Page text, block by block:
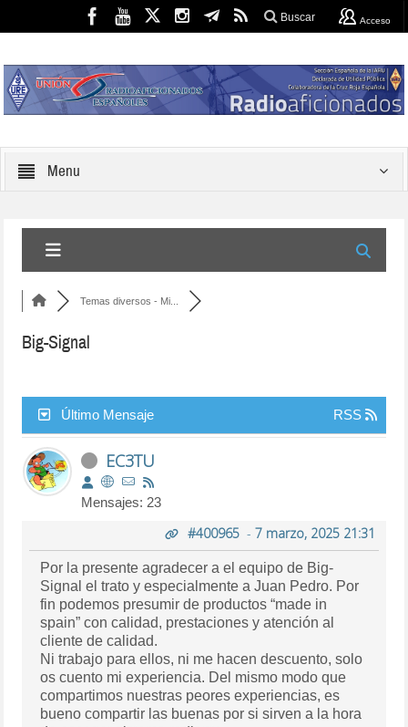
Buscar Acceso
Menu
Temas diversos - Mi...
Big-Signal
Último Mensaje RSS
EC3TU
Mensajes: 23
#400965- 7 marzo, 2025 21:31
Por la presente agradecer a el equipo de Big-
Signal el trato y especialmente a Juan Pedro. Por
fin podemos presumir de productos “made in
spain” con calidad, prestaciones y atención al
cliente de calidad.
Ni trabajo para ellos, ni me hacen descuento, solo
os cuento mi experiencia. Del mismo modo que
compartimos nuestras peores experiencias, es
bueno compartir las buenas por si sirven a la hora